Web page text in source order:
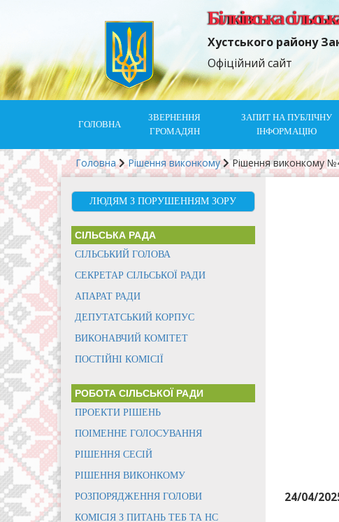
Білківська
Хустського району
Офіційний сайт
ГОЛОВНА
ЗВЕРНЕННЯ
ГРОМАДЯН
ЗАПИТ НА ПУБЛІЧНУ
ІНФОРМАЦІЮ
Головна Рішення виконкому Рішення виконкому
ЛЮДЯМ З ПОРУШЕННЯМ ЗОРУ
СІЛЬСЬКА РАДА
СІЛЬСЬКИЙ ГОЛОВА
СЕКРЕТАР СІЛЬСЬКОЇ РАДИ
АПАРАТ РАДИ
ДЕПУТАТСЬКИЙ КОРПУС
ВИКОНАВЧИЙ КОМІТЕТ
ПОСТІЙНІ КОМІСІЇ
РОБОТА СІЛЬСЬКОЇ РАДИ
ПРОЕКТИ РІШЕНЬ
ПОІМЕННЕ ГОЛОСУВАННЯ
РІШЕННЯ СЕСІЙ
РІШЕННЯ ВИКОНКОМУ
РОЗПОРЯДЖЕННЯ ГОЛОВИ
КОМІСІЯ З ПИТАНЬ ТЕБ ТА НС
24/04/